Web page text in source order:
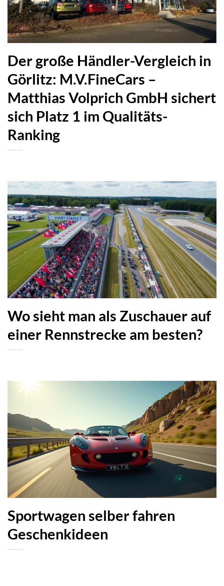
Der große Händler-Vergleich in
Görlitz: M.V.FineCars –
Matthias Volprich GmbH sichert
sich Platz 1 im Qualitäts-
Ranking
Wo sieht man als Zuschauer auf
einer Rennstrecke am besten?
Sportwagen selber fahren
Geschenkideen